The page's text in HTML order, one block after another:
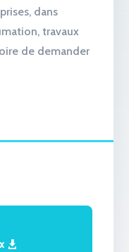
dans
travaux
de demander